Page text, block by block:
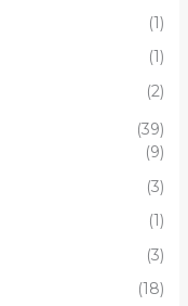
(1)
(1)
(2)
(39)
(9)
(3)
(1)
(3)
(18)